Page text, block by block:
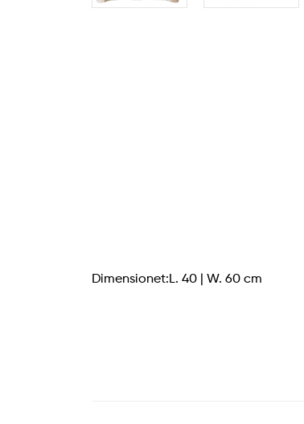
Dimensionet:L. 40 | W. 60 cm